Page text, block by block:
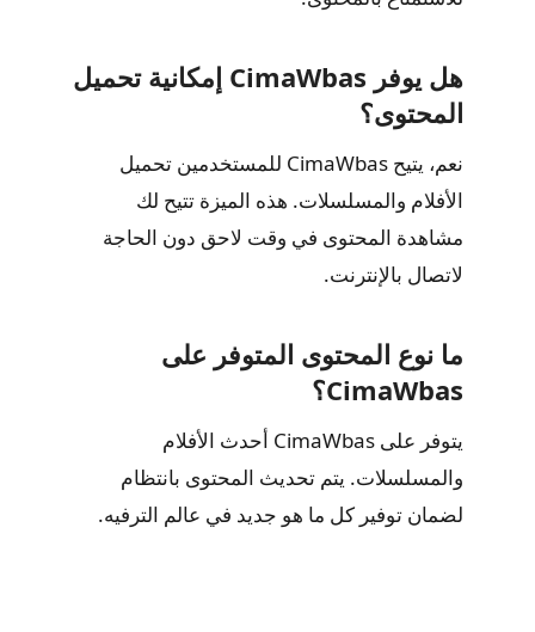
هل يوفر CimaWbas إمكانية تحميل
المحتوى؟
نعم، يتيح CimaWbas للمستخدمين تحميل
الأفلام والمسلسلات. هذه الميزة تتيح لك
مشاهدة المحتوى في وقت لاحق دون الحاجة
لاتصال بالإنترنت.
ما نوع المحتوى المتوفر على
CimaWbas؟
يتوفر على CimaWbas أحدث الأفلام
والمسلسلات. يتم تحديث المحتوى بانتظام
لضمان توفير كل ما هو جديد في عالم الترفيه.